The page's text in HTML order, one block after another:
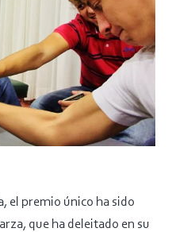
el premio único ha sido
que ha deleitado en su